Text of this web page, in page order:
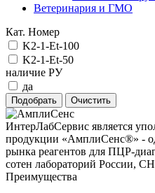
Ветеринария и ГМО
Кат. Номер
K2-1-Et-100
K2-1-Et-50
наличие РУ
да
ИнтерЛабСервис является
продукции «АмплиСенс®» -
рынка реагентов для ПЦР-
сотен лабораторий России,
Преимущества